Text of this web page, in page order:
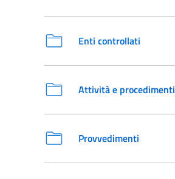
Enti controllati
Attività e procedimenti
Provvedimenti